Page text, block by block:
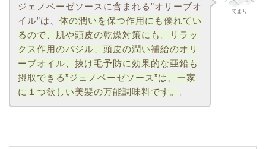
てまり
ジェノベーゼソースに含まれる”オリーブオ
イル”は、 体の潤いを保つ作用にも優れてい
るので、肌や頭皮の乾燥対策にも。リラッ
クス作用のバジル、頭皮の潤い補給のオリ
ーブオイル、抜け毛予防に効果的な亜鉛も
摂取できる”ジェノベーゼソース”は、一家
に１つ欲しい美髪の万能調味料です。
。